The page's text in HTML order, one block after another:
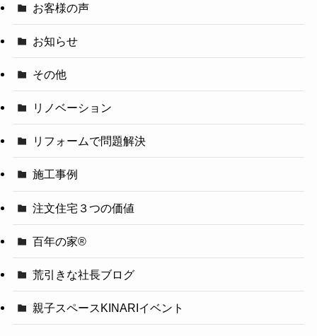
お客様の声
お知らせ
その他
リノベーション
リフォームで問題解決
施工事例
注文住宅３つの価値
百年の家®️
荒引きな社長ブログ
親子スペースKINARIイベント